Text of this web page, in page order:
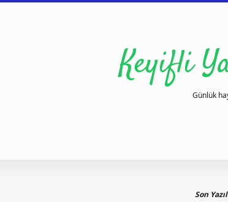
Keyifli
Günlük
Son